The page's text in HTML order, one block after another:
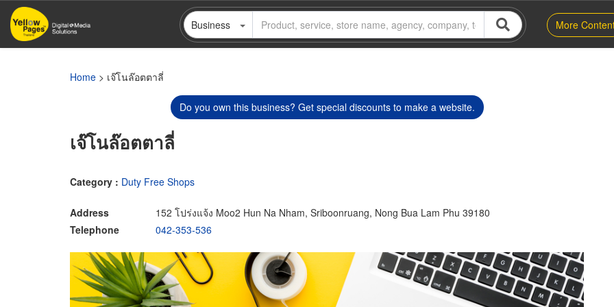
Skip
main
Business More
Home > เจ๊โนล๊อตตาลี่
Do you own this business? Get special discounts to make a website.
เจ๊โนล๊อตตาลี่
Category : Duty Free Shops
Address
152 โปร่งแจ้ง Moo2 Hun Na Nham, Sriboonruang, Nong Bua Lam Phu 39180
Telephone
042-353-536